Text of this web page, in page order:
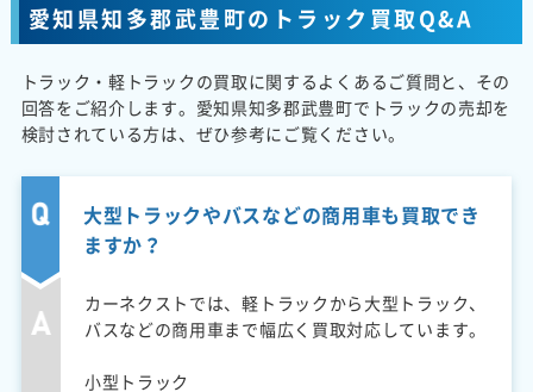
愛知県知多郡武豊町のトラック買取Q&A
トラック・軽トラックの買取に関するよくあるご質問と、その
回答をご紹介します。愛知県知多郡武豊町でトラックの売却を
検討されている方は、ぜひ参考にご覧ください。
大型トラックやバスなどの商用車も買取でき
ますか？
カーネクストでは、軽トラックから大型トラック、
バスなどの商用車まで幅広く買取対応しています。
小型トラック